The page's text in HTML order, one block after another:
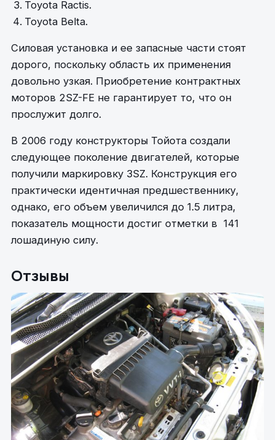
Toyota Ractis.
Toyota Belta.
Силовая установка и ее запасные части стоят
дорого, поскольку область их применения
довольно узкая. Приобретение контрактных
моторов 2SZ-FE не гарантирует то, что он
прослужит долго.
В 2006 году конструкторы Тойота создали
следующее поколение двигателей, которые
получили маркировку 3SZ. Конструкция его
практически идентичная предшественнику,
однако, его объем увеличился до 1.5 литра,
показатель мощности достиг отметки в 141
лошадиную силу.
Отзывы